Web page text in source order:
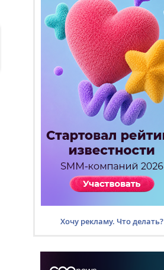
Хочу рекламу. Что делать?